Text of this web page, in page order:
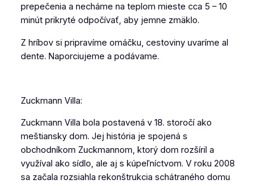
prepečenia a necháme na teplom mieste cca 5 – 10
minút prikryté odpočívať, aby jemne zmäklo.
Z hríbov si pripravíme omáčku, cestoviny uvaríme al
dente. Naporciujeme a podávame.
Zuckmann Villa:
Zuckmann Villa bola postavená v 18. storočí ako
meštiansky dom. Jej história je spojená s
obchodníkom Zuckmannom, ktorý dom rozšíril a
využíval ako sídlo, ale aj s kúpeľníctvom. V roku 2008
sa začala rozsiahla rekonštrukcia schátraného domu